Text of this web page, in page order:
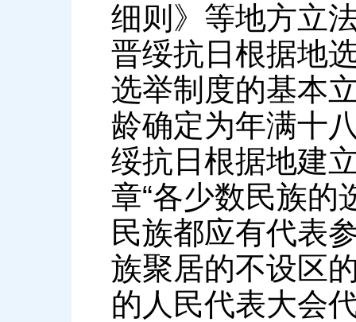
细则》等地方立
晋绥抗日根据地
选举制度的基本
龄确定为年满十
绥抗日根据地建
章“各少数民族的
民族都应有代表
族聚居的不设区
的人民代表大会